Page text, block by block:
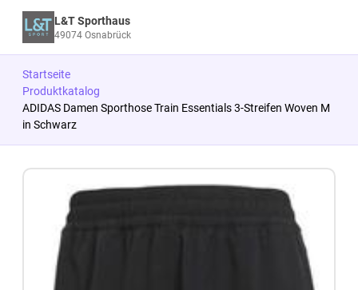
L&T Sporthaus
49074 Osnabrück
Startseite
Produktkatalog
ADIDAS Damen Sporthose Train Essentials 3-Streifen Woven M
in Schwarz